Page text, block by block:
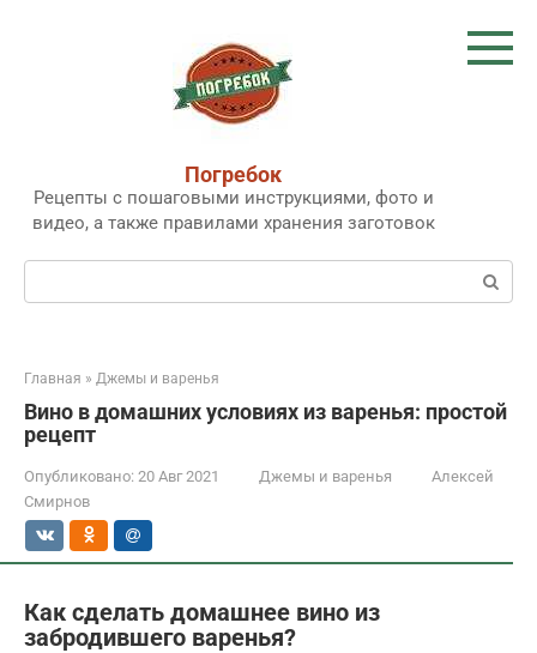
Погребок
Рецепты с пошаговыми инструкциями, фото и
видео, а также правилами хранения заготовок
Поиск:
Главная » Джемы и варенья
Вино в домашних условиях из варенья: простой
рецепт
Опубликовано: 20 Авг 2021 Джемы и варенья
Алексей
Смирнов
Как сделать домашнее вино из
забродившего варенья?